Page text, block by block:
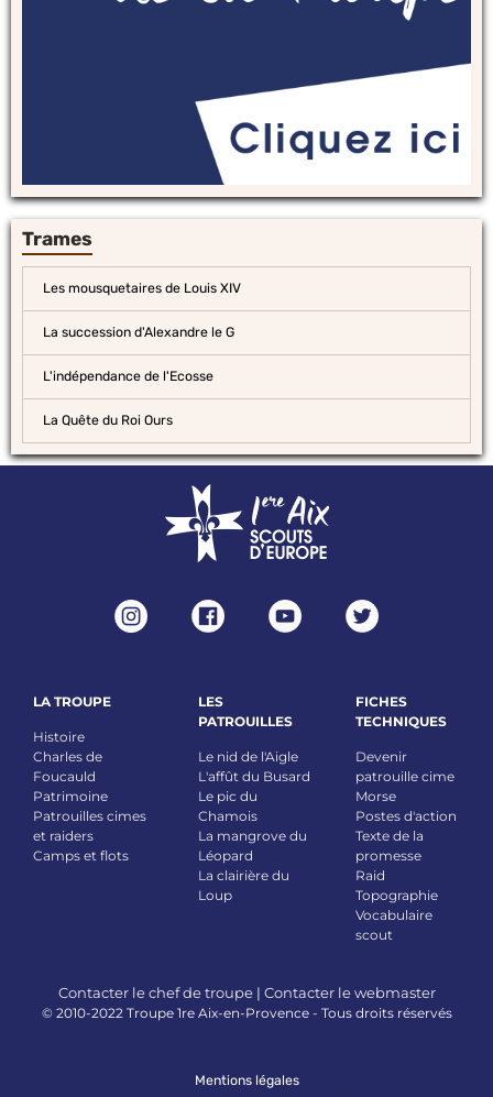
Trames
Les mousquetaires de Louis XIV
La succession d'Alexandre le G
L'indépendance de l'Ecosse
La Quête du Roi Ours
LA TROUPE
Histoire
Charles de
Foucauld
Patrimoine
Patrouilles cimes
et raiders
Camps et flots
LES
PATROUILLES
Le nid de l'Aigle
L'affût du Busard
Le pic du
Chamois
La mangrove du
Léopard
La clairière du
Loup
FICHES
TECHNIQUES
Devenir
patrouille cime
Morse
Postes d'action
Texte de la
promesse
Raid
Topographie
Vocabulaire
scout
Contacter le chef de troupe| Contacter le webmaster
© 2010-2022 Troupe 1re Aix-en-Provence - Tous droits réservés
Mentions légales